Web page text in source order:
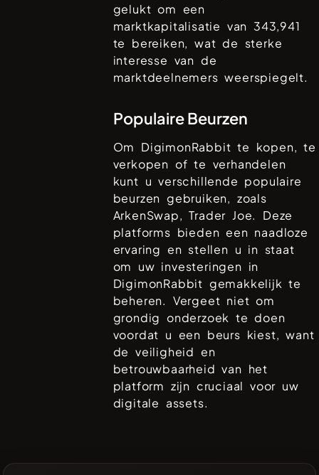
gelukt om een
marktkapitalisatie van 343,941
te bereiken, wat de sterke
interesse van de
marktdeelnemers weerspiegelt.
Populaire Beurzen
Om DigimonRabbit te kopen, te
verkopen of te verhandelen
kunt u verschillende populaire
beurzen gebruiken, zoals
ArkenSwap, Trader Joe. Deze
platforms bieden een naadloze
ervaring en stellen u in staat
om uw investeringen in
DigimonRabbit gemakkelijk te
beheren. Vergeet niet om
grondig onderzoek te doen
voordat u een beurs kiest, want
de veiligheid en
betrouwbaarheid van het
platform zijn cruciaal voor uw
digitale assets.